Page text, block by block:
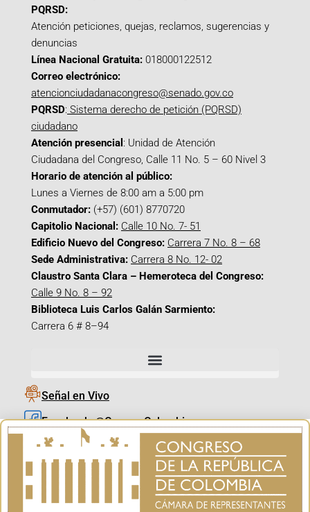
PQRSD:
Atención peticiones, quejas, reclamos, sugerencias y
denuncias
Línea Nacional Gratuita: 018000122512
Correo electrónico:
atencionciudadanacongreso@senado.gov.co
PQRSD: Sistema derecho de petición (PQRSD)
ciudadano
Atención presencial : Unidad de Atención
Ciudadana del Congreso, Calle 11 No. 5 – 60 Nivel 3
Horario de atención al público:
Lunes a Viernes de 8:00 am a 5:00 pm
Conmutador: (+57) (601) 8770720
Capitolio Nacional: Calle 10 No. 7- 51
Edificio Nuevo del Congreso: Carrera 7 No. 8 – 68
Sede Administrativa: Carrera 8 No. 12- 02
Claustro Santa Clara – Hemeroteca del Congreso:
Calle 9 No. 8 – 92
Biblioteca Luis Carlos Galán Sarmiento:
Carrera 6 # 8–94
Señal en Vivo
Facebook_@CamaraColombia
Instagram_@CamaraColombia
X_@CamaraColombia
Youtube_@CamaraColombia